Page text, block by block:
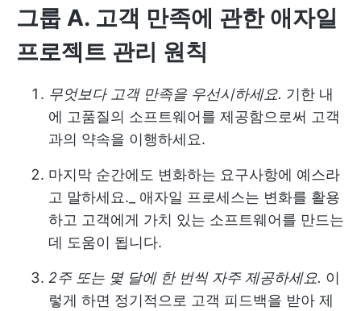
그룹 A. 고객 만족에 관한 애자일
프로젝트 관리 원칙
무엇보다 고객 만족을 우선시하세요. 기한 내
에 고품질의 소프트웨어를 제공함으로써 고객
과의 약속을 이행하세요.
마지막 순간에도 변화하는 요구사항에 예스라
고 말하세요._ 애자일 프로세스는 변화를 활용
하고 고객에게 가치 있는 소프트웨어를 만드는
데 도움이 됩니다.
2주 또는 몇 달에 한 번씩 자주 제공하세요. 이
렇게 하면 정기적으로 고객 피드백을 받아 제